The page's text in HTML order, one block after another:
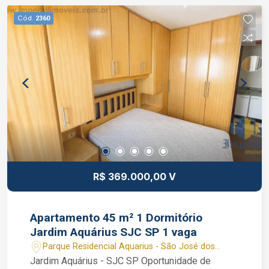
Cód. 2360
R$ 369.000,00 V
Apartamento 45 m² 1 Dormitório
Jardim Aquárius SJC SP 1 vaga
Parque Residencial Aquarius - São José dos
Campos/SP
Jardim Aquárius - SJC SP Oportunidade de